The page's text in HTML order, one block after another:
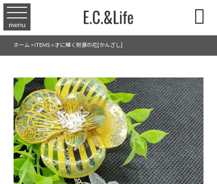
menu 
ホーム>ITEMS>才に輝く財源の花[かんざし]